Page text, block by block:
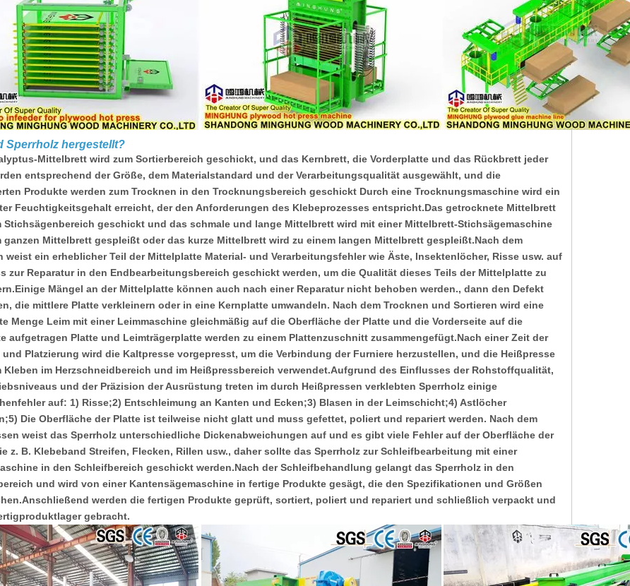
Sperrholz hergestellt?
Mittelbrett wird zum Sortierbereich geschickt, und das Kernbrett, die Vorderplatte und das Rückbrett jeder
entsprechend der Größe, dem Materialstandard und der Verarbeitungsqualität ausgewählt, und die
Produkte werden zum Trocknen in den Trocknungsbereich geschickt Durch eine Trocknungsmaschine wird ein
Feuchtigkeitsgehalt erreicht, der den Anforderungen des Klebeprozesses entspricht.Das getrocknete Mittelbrett
Stichsägenbereich geschickt und das schmale und lange Mittelbrett wird mit einer Mittelbrett-Stichsägemaschine
ganzen Mittelbrett gespleißt oder das kurze Mittelbrett wird zu einem langen Mittelbrett gespleißt.Nach dem
weist ein erheblicher Teil der Mittelplatte Material- und Verarbeitungsfehler wie Äste, Insektenlöcher, Risse usw. auf
zur Reparatur in den Endbearbeitungsbereich geschickt werden, um die Qualität dieses Teils der Mittelplatte zu
Mängel an der Mittelplatte können auch nach einer Reparatur nicht behoben werden., dann den Defekt
die mittlere Platte verkleinern oder in eine Kernplatte umwandeln. Nach dem Trocknen und Sortieren wird eine
Menge Leim mit einer Leimmaschine gleichmäßig auf die Oberfläche der Platte und die Vorderseite auf die
aufgetragen Platte und Leimträgerplatte werden zu einem Plattenzuschnitt zusammengefügt.Nach einer Zeit der
und Platzierung wird die Kaltpresse vorgepresst, um die Verbindung der Furniere herzustellen, und die Heißpresse
Kleben im Herzschneidbereich und im Heißpressbereich verwendet.Aufgrund des Einflusses der Rohstoffqualität,
und der Präzision der Ausrüstung treten im durch Heißpressen verklebten Sperrholz einige
auf: 1) Risse;2) Entschleimung an Kanten und Ecken;3) Blasen in der Leimschicht;4) Astlöcher
Die Oberfläche der Platte ist teilweise nicht glatt und muss gefettet, poliert und repariert werden. Nach dem
weist das Sperrholz unterschiedliche Dickenabweichungen auf und es gibt viele Fehler auf der Oberfläche der
z. B. Klebeband Streifen, Flecken, Rillen usw., daher sollte das Sperrholz zur Schleifbearbeitung mit einer
in den Schleifbereich geschickt werden.Nach der Schleifbehandlung gelangt das Sperrholz in den
und wird von einer Kantensägemaschine in fertige Produkte gesägt, die den Spezifikationen und Größen
werden die fertigen Produkte geprüft, sortiert, poliert und repariert und schließlich verpackt und
gebracht.